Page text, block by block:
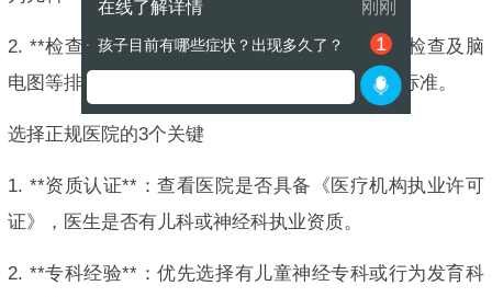
2. **检查项目**：医生通常通过病史询问、体格检查及脑
电图等排除癫痫等疾病，确诊需结合《DSM-5》标准。
选择正规医院的3个关键
1. **资质认证**：查看医院是否具备《医疗机构执业许可
证》，医生是否有儿科或神经科执业资质。
2. **专科经验**：优先选择有儿童神经专科或行为发育科
在线了解详情 刚刚
● 孩子目前有哪些症状？出现多久了？ 1